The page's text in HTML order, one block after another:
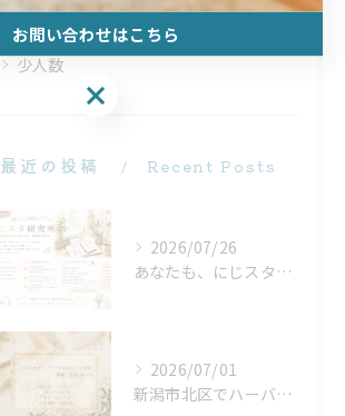
イベント
少人数
最近の投稿 Recent Posts
2026/07/26
あなたも、にじスタ研究員になりませんか？
2026/07/01
新潟市北区でハーバルタロット体験｜大アルカナ22枚を学ぶ単発イベント【にじいろリズム】
お問い合わせはこちら
お問い合わせはこちら